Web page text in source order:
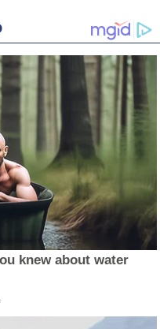
knew about water